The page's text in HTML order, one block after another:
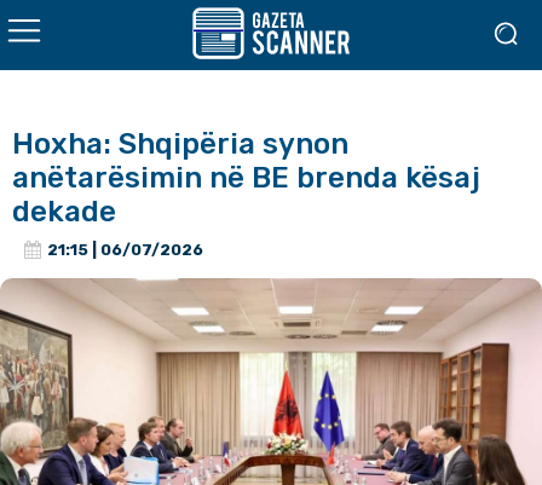
Hoxha: Shqipëria synon
anëtarësimin në BE brenda kësaj
dekade
21:15 | 06/07/2026